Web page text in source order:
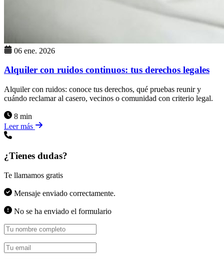
06 ene. 2026
Alquiler con ruidos continuos: tus derechos legales
Alquiler con ruidos: conoce tus derechos, qué pruebas reunir y
cuándo reclamar al casero, vecinos o comunidad con criterio legal.
8 min
Leer más
¿Tienes dudas?
Te llamamos gratis
Mensaje enviado correctamente.
No se ha enviado el formulario